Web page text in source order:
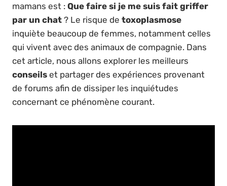
mamans est : Que faire si je me suis fait griffer
par un chat ? Le risque de toxoplasmose
inquiète beaucoup de femmes, notamment celles
qui vivent avec des animaux de compagnie. Dans
cet article, nous allons explorer les meilleurs
conseils et partager des expériences provenant
de forums afin de dissiper les inquiétudes
concernant ce phénomène courant.